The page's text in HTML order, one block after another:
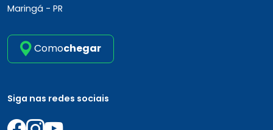
Maringá - PR
Comochegar
Siga nas redes sociais